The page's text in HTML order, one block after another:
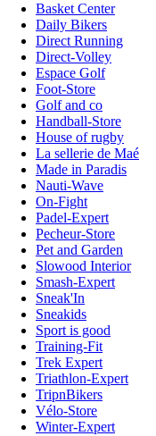
Basket Center
Daily Bikers
Direct Running
Direct-Volley
Espace Golf
Foot-Store
Golf and co
Handball-Store
House of rugby
La sellerie de Maé
Made in Paradis
Nauti-Wave
On-Fight
Padel-Expert
Pecheur-Store
Pet and Garden
Slowood Interior
Smash-Expert
Sneak'In
Sneakids
Sport is good
Training-Fit
Trek Expert
Triathlon-Expert
TripnBikers
Vélo-Store
Winter-Expert